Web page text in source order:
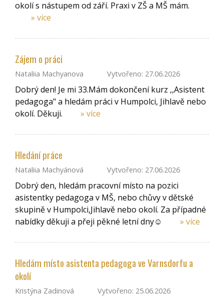
okolí s nástupem od září. Praxi v ZŠ a MŠ mám.
» více
Zájem o práci
Nataliia Machyanova Vytvořeno: 27.06.2026
Dobrý den! Je mi 33.Mám dokončení kurz ,,Asistent
pedagoga" a hledám práci v Humpolci, Jihlavě nebo
okolí. Děkuji.
» více
Hledání práce
Nataliia Machyánová Vytvořeno: 27.06.2026
Dobrý den, hledám pracovní místo na pozici
asistentky pedagoga v MŠ, nebo chůvy v dětské
skupině v Humpolci,Jihlavě nebo okolí. Za případné
nabídky děkuji a přeji pěkné letní dny☺️
» více
Hledám místo asistenta pedagoga ve Varnsdorfu a
okolí
Kristýna Zadinová Vytvořeno: 25.06.2026